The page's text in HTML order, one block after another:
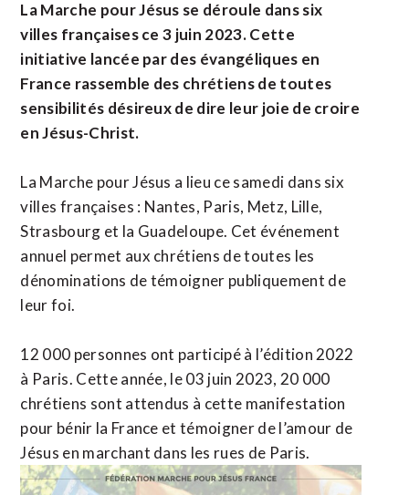
La Marche pour Jésus se déroule dans six
villes françaises ce 3 juin 2023. Cette
initiative lancée par des évangéliques en
France rassemble des chrétiens de toutes
sensibilités désireux de dire leur joie de croire
en Jésus-Christ.
La Marche pour Jésus a lieu ce samedi dans six
villes françaises : Nantes, Paris, Metz, Lille,
Strasbourg et la Guadeloupe. Cet événement
annuel permet aux chrétiens de toutes les
dénominations de témoigner publiquement de
leur foi.
12 000 personnes ont participé à l’édition 2022
à Paris. Cette année, le 03 juin 2023, 20 000
chrétiens sont attendus à cette manifestation
pour bénir la France et témoigner de l’amour de
Jésus en marchant dans les rues de Paris.